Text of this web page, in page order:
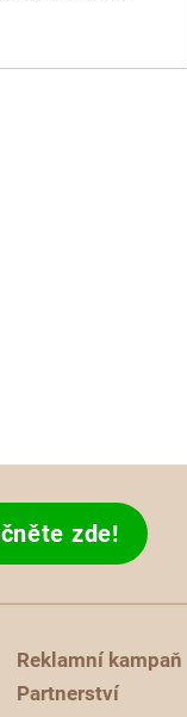
zde!
Reklamní kampaň
Partnerství